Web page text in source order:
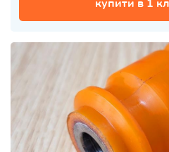
купити в 1